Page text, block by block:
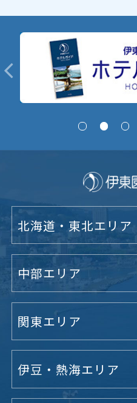
北海道・東北エリア
中部エリア
関東エリア
伊豆・熱海エリア